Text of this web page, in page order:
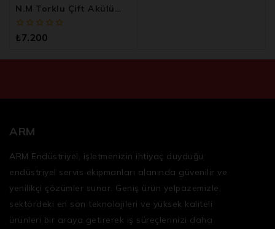
N.m Torklu Çift Akülü
Şarjlı Vidalama Ve Delme
Makinesi
0
₺7.200
ARM
ARM Endüstriyel, işletmenizin ihtiyaç duyduğu
endüstriyel servis ekipmanları alanında güvenilir ve
yenilikçi çözümler sunar. Geniş ürün yelpazemizle,
sektördeki en son teknolojileri ve yüksek kaliteli
ürünleri bir araya getirerek iş süreçlerinizi daha